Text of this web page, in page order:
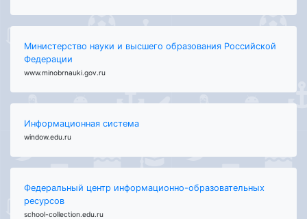
Министерство науки и высшего образования Российской
Федерации
www.minobrnauki.gov.ru
Информационная система
window.edu.ru
Федеральный центр информационно-образовательных
ресурсов
school-collection.edu.ru